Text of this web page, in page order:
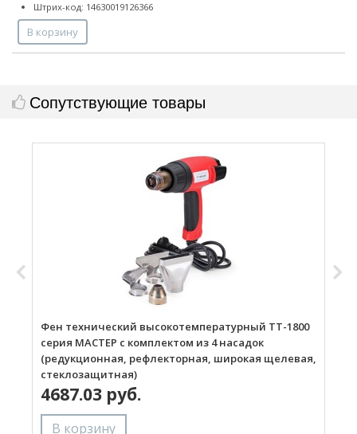
Штрих-код: 14630019126366
В корзину
Сопутствующие товары
Фен технический высокотемпературный ТТ-1800
серия МАСТЕР с комплектом из 4 насадок
(редукционная, рефлекторная, широкая щелевая,
стеклозащитная)
4687.03 руб.